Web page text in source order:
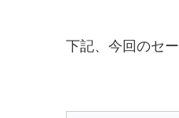
下記、今回のセ